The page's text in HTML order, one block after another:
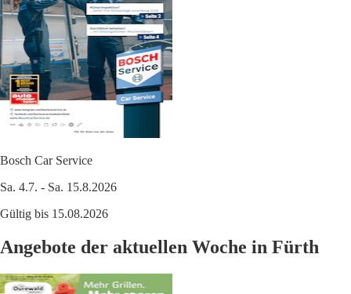
Bosch Car Service
Sa. 4.7. - Sa. 15.8.2026
Gültig bis 15.08.2026
Angebote der aktuellen Woche in Fürth